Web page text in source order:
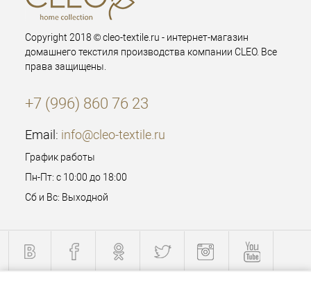
Copyright 2018 © cleo-textile.ru - интернет-магазин
домашнего текстиля производства компании CLEO. Все
права защищены.
+7 (996) 860 76 23
Email: info@cleo-textile.ru
График работы
Пн-Пт: с 10:00 до 18:00
Сб и Вс: Выходной